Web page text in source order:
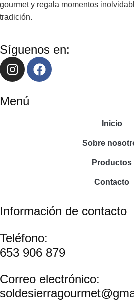
gourmet y regala momentos
tradición.
Síguenos en:
Menú
Inicio
Sobre
Productos
Contacto
Información de contacto
Teléfono:
653 906 879
Correo electrónico: